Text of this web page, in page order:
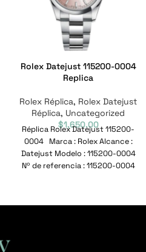
Rolex Datejust 115200-0004
Replica
Rolex Réplica, Rolex Datejust
Réplica, Uncategorized
$1,650.00
Réplica Rolex Datejust 115200-
0004 Marca : Rolex Alcance :
Datejust Modelo : 115200-0004
Nº de referencia : 115200-0004